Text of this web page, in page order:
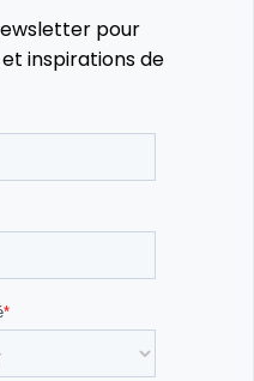
contact
pour
inspirations de